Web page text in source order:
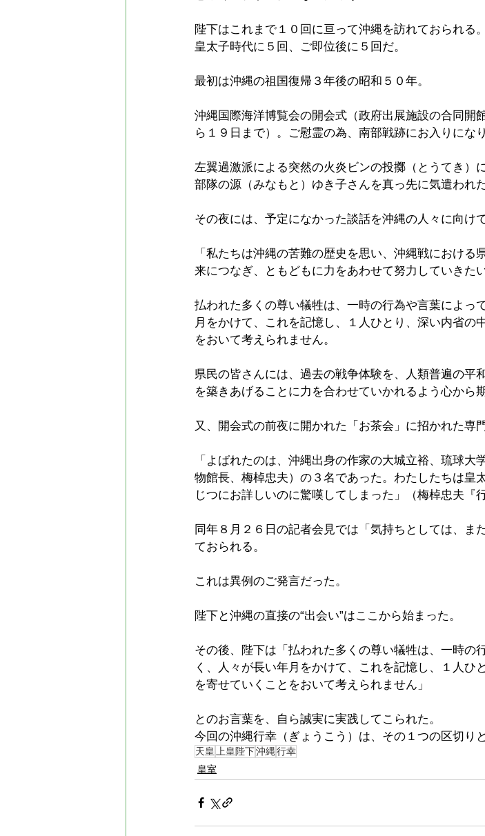
陛下はこれまで１０回に亘って沖縄を訪れておられる。
皇太子時代に５回、ご即位後に５回だ。
最初は沖縄の祖国復帰３年後の昭和５０年。
沖縄国際海洋博覧会の開会式（政府出展施設の合同開
ら１９日まで）。ご慰霊の為、南部戦跡にお入りにな
左翼過激派による突然の火炎ビンの投擲（とうてき）
部隊の源（みなもと）ゆき子さんを真っ先に気遣われた
その夜には、予定になかった談話を沖縄の人々に向け
「私たちは沖縄の苦難の歴史を思い、沖縄戦におけ
来につなぎ、ともどもに力をあわせて努力していきた
払われた多くの尊い犠牲は、一時の行為や言葉によっ
月をかけて、これを記憶し、１人ひとり、深い内省の
をおいて考えられません。
県民の皆さんには、過去の戦争体験を、人類普遍の平
を築きあげることに力を合わせていかれるよう心から
又、開会式の前夜に開かれた「お茶会」に招かれた専
「よばれたのは、沖縄出身の作家の大城立裕、琉球
物館長、梅棹忠夫）の３名であった。わたしたちは皇
じつにお詳しいのに驚嘆してしまった」（梅棹忠夫『
同年８月２６日の記者会見では「気持ちとしては、ま
ておられる。
これは異例のご発言だった。
陛下と沖縄の直接の“出会い”はここから始まった。
その後、陛下は「払われた多くの尊い犠牲は、一時の
く、人々が長い年月をかけて、これを記憶し、１人ひ
を寄せていくことをおいて考えられません」
とのお言葉を、自ら誠実に実践してこられた。
今回の沖縄行幸（ぎょうこう）は、その１つの区切り
天皇 上皇陛下沖縄行幸
皇室